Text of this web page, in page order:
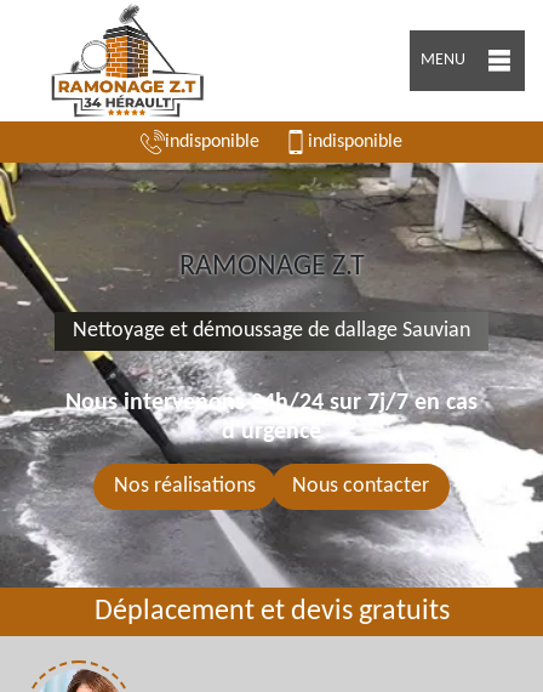
MENU
indisponible indisponible
RAMONAGE Z.T
Nettoyage et démoussage de dallage Sauvian
Nous intervenons 24h/24 sur 7j/7 en cas
d'urgence
Nos réalisations Nous contacter
Déplacement et devis gratuits